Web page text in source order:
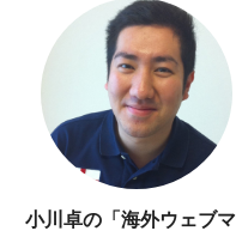
小川卓の「海外ウェブマ